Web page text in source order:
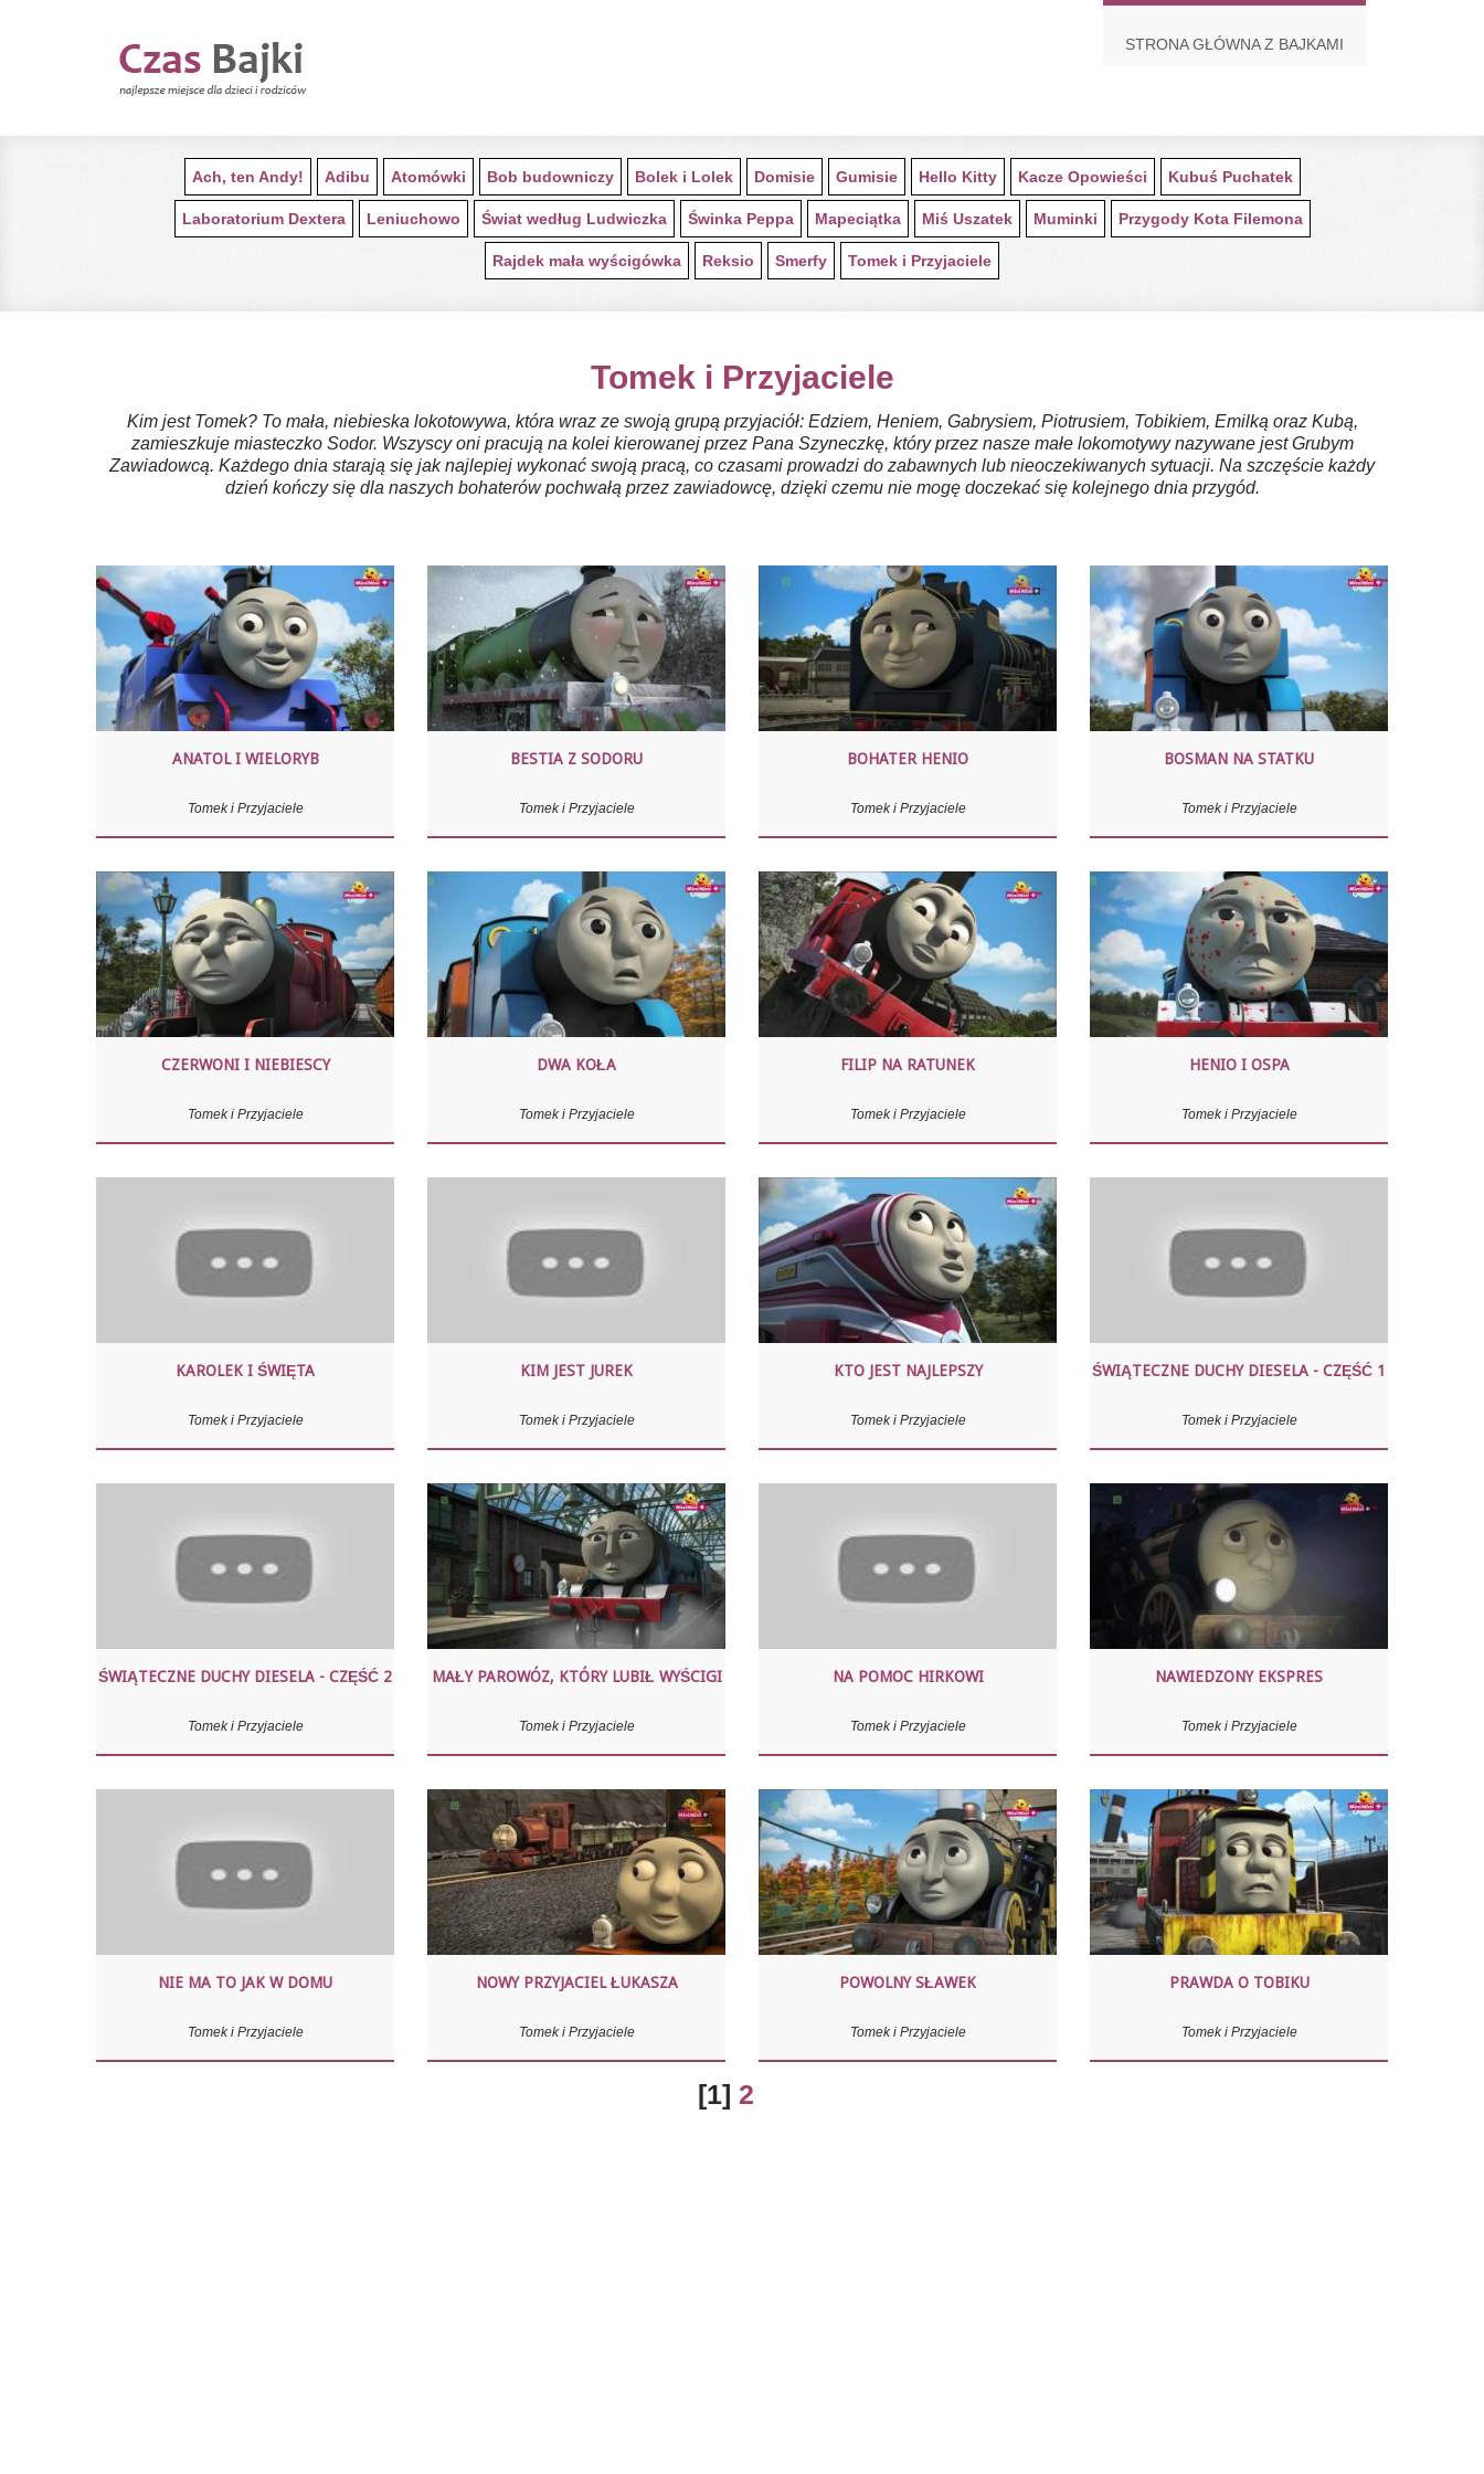
STRONA GŁÓWNA Z BAJKAMI
Ach, ten Andy! Adibu Atomówki Bob budowniczy Bolek i Lolek Domisie Gumisie Hello Kitty Kacze Opowieści Kubuś Puchatek
Laboratorium Dextera Leniuchowo Świat według Ludwiczka Świnka Peppa Mapeciątka Miś Uszatek Muminki Przygody Kota Filemona
Rajdek mała wyścigówka Reksio Smerfy Tomek i Przyjaciele
Tomek i Przyjaciele
Kim jest Tomek? To mała, niebieska lokotowywa, która wraz ze swoją grupą przyjaciół: Edziem, Heniem, Gabrysiem, Piotrusiem, Tobikiem, Emilką oraz Kubą,
zamieszkuje miasteczko Sodor. Wszyscy oni pracują na kolei kierowanej przez Pana Szyneczkę, który przez nasze małe lokomotywy nazywane jest Grubym
Zawiadowcą. Każdego dnia starają się jak najlepiej wykonać swoją pracą, co czasami prowadzi do zabawnych lub nieoczekiwanych sytuacji. Na szczęście każdy
dzień kończy się dla naszych bohaterów pochwałą przez zawiadowcę, dzięki czemu nie mogę doczekać się kolejnego dnia przygód.
ANATOL I WIELORYB
Tomek i Przyjaciele
BESTIA Z SODORU
Tomek i Przyjaciele
BOHATER HENIO
Tomek i Przyjaciele
BOSMAN NA STATKU
Tomek i Przyjaciele
CZERWONI I NIEBIESCY
Tomek i Przyjaciele
DWA KOŁA
Tomek i Przyjaciele
FILIP NA RATUNEK
Tomek i Przyjaciele
HENIO I OSPA
Tomek i Przyjaciele
KAROLEK I ŚWIĘTA
Tomek i Przyjaciele
KIM JEST JUREK
Tomek i Przyjaciele
KTO JEST NAJLEPSZY
Tomek i Przyjaciele
ŚWIĄTECZNE DUCHY DIESELA - CZĘŚĆ 1
Tomek i Przyjaciele
ŚWIĄTECZNE DUCHY DIESELA - CZĘŚĆ 2
Tomek i Przyjaciele
MAŁY PAROWÓZ, KTÓRY LUBIŁ WYŚCIGI
Tomek i Przyjaciele
NA POMOC HIRKOWI
Tomek i Przyjaciele
NAWIEDZONY EKSPRES
Tomek i Przyjaciele
NIE MA TO JAK W DOMU
Tomek i Przyjaciele
NOWY PRZYJACIEL ŁUKASZA
Tomek i Przyjaciele
POWOLNY SŁAWEK
Tomek i Przyjaciele
PRAWDA O TOBIKU
Tomek i Przyjaciele
[1] 2